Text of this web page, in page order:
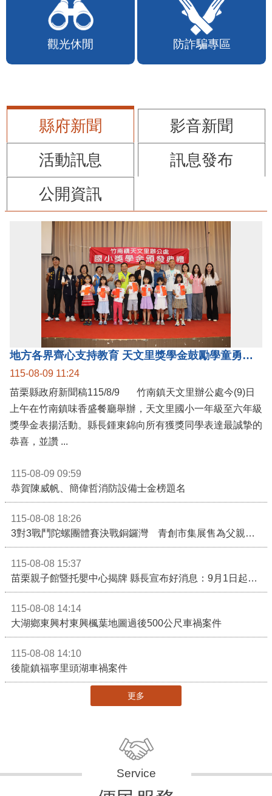
觀光休閒 防詐騙專區
縣府新聞
影音新聞
活動訊息
訊息發布
公開資訊
地方各界齊心支持教育 天文里獎學金鼓勵學童勇敢追夢
115-08-09 11:24
苗栗縣政府新聞稿115/8/9 竹南鎮天文里辦公處今(9)日
上午在竹南鎮味香盛餐廳舉辦，天文里國小一年級至六年級
獎學金表揚活動。縣長鍾東錦向所有獲獎同學表達最誠摯的
恭喜，並讚 ...
115-08-09 09:59
恭賀陳威帆、簡偉哲消防設備士金榜題名
115-08-08 18:26
3對3戰鬥陀螺團體賽決戰銅鑼灣 青創市集展售為父親節增添繽紛
115-08-08 15:37
苗栗親子館暨托嬰中心揭牌 縣長宣布好消息：9月1日起調降臨時托嬰費用
115-08-08 14:14
大湖鄉東興村東興楓葉地圖過後500公尺車禍案件
115-08-08 14:10
後龍鎮福寧里頭湖車禍案件
更多